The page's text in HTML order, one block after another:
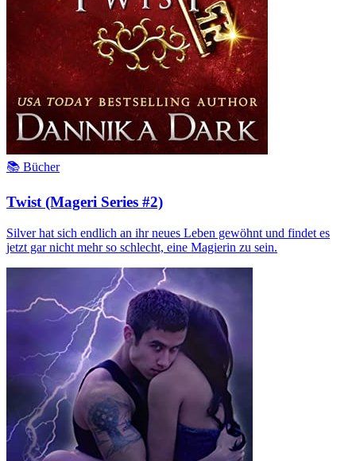
📚 Bücher
Twist (Mageri Series #2)
Silver hat sich endlich an ihr neues Leben gewöhnt und findet es
jetzt gar nicht mehr so schlecht, eine Magierin zu sein.